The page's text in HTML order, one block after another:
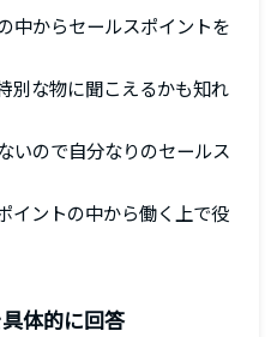
中からセールスポイントを
別な物に聞こえるかも知れ
いので自分なりのセールス
イントの中から働く上で役
体的に回答